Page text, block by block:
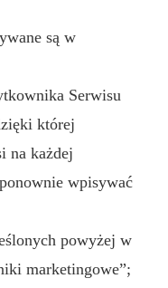
są w
Serwisu
której
na każdej
wpisywać
powyżej w
marketingowe”;